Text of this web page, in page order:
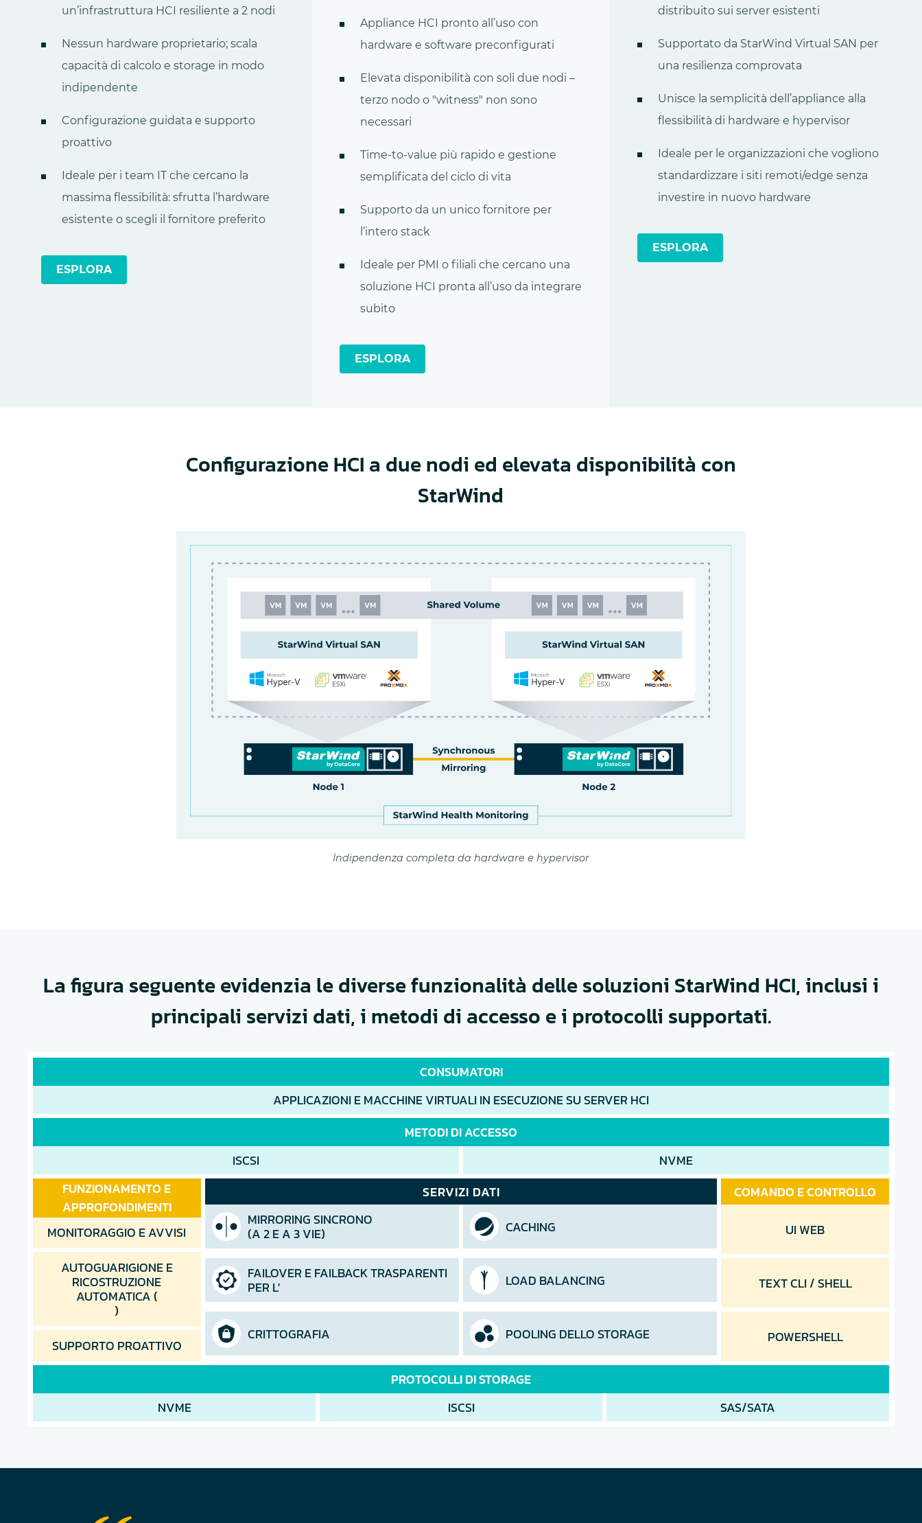
un’infrastruttura HCI resiliente a 2 nodi
Nessun hardware proprietario; scala
capacità di calcolo e storage in modo
indipendente
Configurazione guidata e supporto
proattivo
Ideale per i team IT che cercano la
massima flessibilità: sfrutta l’hardware
esistente o scegli il fornitore preferito
ESPLORA
Appliance HCI pronto all’uso con
hardware e software preconfigurati
Elevata disponibilità con soli due nodi –
terzo nodo o "witness" non sono
necessari
Time-to-value più rapido e gestione
semplificata del ciclo di vita
Supporto da un unico fornitore per
l’intero stack
Ideale per PMI o filiali che cercano una
soluzione HCI pronta all’uso da integrare
subito
ESPLORA
distribuito sui server esistenti
Supportato da StarWind Virtual SAN per
una resilienza comprovata
Unisce la semplicità dell’appliance alla
flessibilità di hardware e hypervisor
Ideale per le organizzazioni che vogliono
standardizzare i siti remoti/edge senza
investire in nuovo hardware
ESPLORA
Configurazione HCI a due nodi ed elevata disponibilità con
StarWind
Indipendenza completa da hardware e hypervisor
La figura seguente evidenzia le diverse funzionalità delle soluzioni StarWind HCI, inclusi i
principali servizi dati, i metodi di accesso e i protocolli supportati.
CONSUMATORI
APPLICAZIONI E MACCHINE VIRTUALI IN ESECUZIONE SU SERVER HCI
METODI DI ACCESSO
ISCSI
NVME
FUNZIONAMENTO E
APPROFONDIMENTI
MONITORAGGIO E AVVISI
AUTOGUARIGIONE E
RICOSTRUZIONE
AUTOMATICA (
)
SUPPORTO PROATTIVO
SERVIZI DATI
MIRRORING SINCRONO
(A 2 E A 3 VIE) CACHING
FAILOVER E FAILBACK TRASPARENTI
PER L' LOAD BALANCING
CRITTOGRAFIA POOLING DELLO STORAGE
COMANDO E CONTROLLO
UI WEB
TEXT CLI / SHELL
POWERSHELL
PROTOCOLLI DI STORAGE
NVME
ISCSI SAS/SATA